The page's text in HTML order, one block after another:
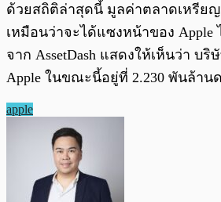
ด้วยสถิติล่าสุดนี้ มูลค่าตลาดเหรีย
เหมือนว่าจะได้แซงหน้าของ Apple
จาก AssetDash แสดงให้เห็นว่า บ
Apple ในขณะนี้อยู่ที่ 2.230 พันล้าน
apple